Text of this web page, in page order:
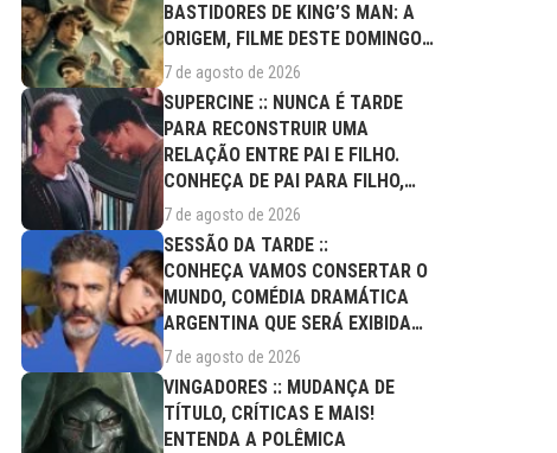
BASTIDORES DE KING’S MAN: A
ORIGEM, FILME DESTE DOMINGO
(09/08)
7 de agosto de 2026
SUPERCINE :: NUNCA É TARDE
PARA RECONSTRUIR UMA
RELAÇÃO ENTRE PAI E FILHO.
CONHEÇA DE PAI PARA FILHO,
FILME DESTE...
7 de agosto de 2026
SESSÃO DA TARDE ::
CONHEÇA VAMOS CONSERTAR O
MUNDO, COMÉDIA DRAMÁTICA
ARGENTINA QUE SERÁ EXIBIDA
NESTA SEXTA (07/08)
7 de agosto de 2026
VINGADORES :: MUDANÇA DE
TÍTULO, CRÍTICAS E MAIS!
ENTENDA A POLÊMICA